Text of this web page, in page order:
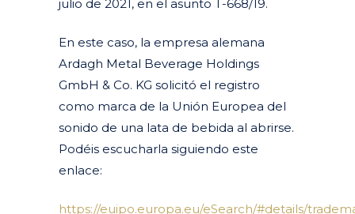
julio de 2021, en el asunto T-668/19.
En este caso, la empresa alemana
Ardagh Metal Beverage Holdings
GmbH & Co. KG solicitó el registro
como marca de la Unión Europea del
sonido de una lata de bebida al abrirse.
Podéis escucharla siguiendo este
enlace:
https://euipo.europa.eu/eSearch/#details/